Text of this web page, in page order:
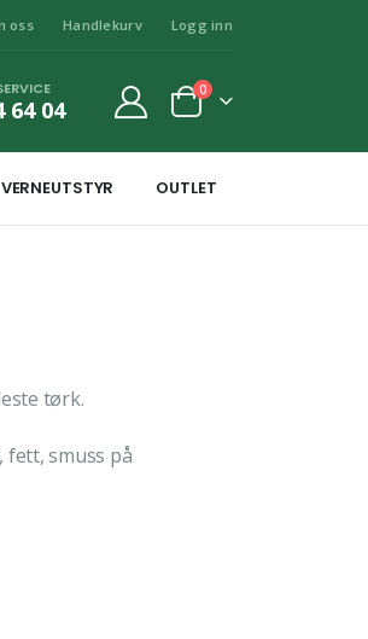
oss Handlekurv Logg inn
64 04
0
VERNEUTSTYR OUTLET
tørk.
smuss på